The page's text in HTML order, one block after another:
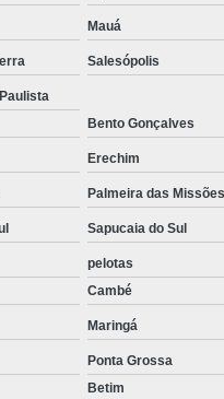
Forno
Mauá
Salesópolis
Bento Gonçalves
Erechim
Palmeira das Missões
Sapucaia do Sul
pelotas
Cambé
Maringá
Ponta Grossa
Betim